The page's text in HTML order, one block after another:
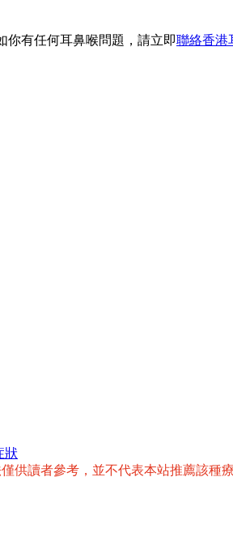
你有任何耳鼻喉問題，請立即聯絡香港
狀
供讀者參考，並不代表本站推薦該